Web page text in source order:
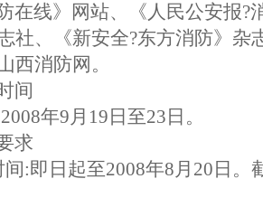
在线》网站、《人民公安报?
社、《新安全?东方消防》杂
西消防网。
间
年9月19日至23日。
求
:即日起至2008年8月20日。